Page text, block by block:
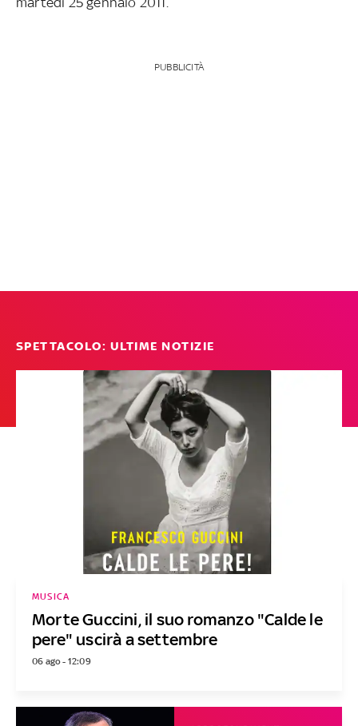
PUBBLICITÀ
SPETTACOLO: ULTIME NOTIZIE
Morte Guccini, il suo romanzo "Calde le
pere" uscirà a settembre
MUSICA
06 ago - 12:09